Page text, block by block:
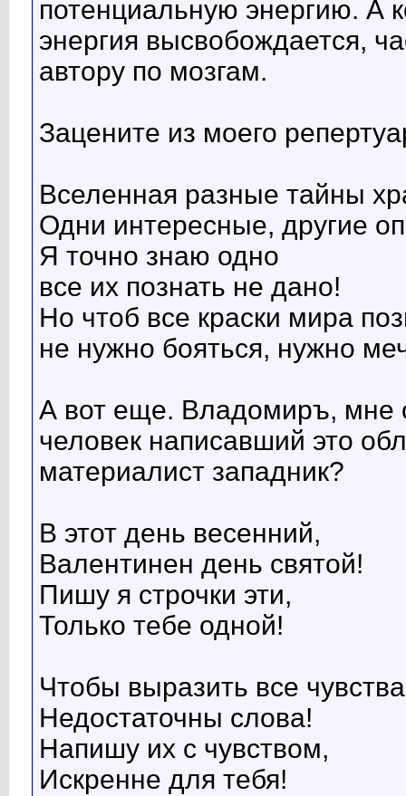
потенциальную энергию. А
энергия высвобождается,
автору по мозгам.
Зацените из моего
Вселенная разные тайны
Одни интересные, другие
Я точно знаю одно
все их познать не дано!
Но чтоб все краски мира
не нужно бояться, нужно
А вот еще. Владомиръ, мне
человек написавший это
материалист западник?
В этот день весенний,
Валентинен день святой!
Пишу я строчки эти,
Только тебе одной!
Чтобы выразить все
Недостаточны слова!
Напишу их с чувством,
Искренне для тебя!